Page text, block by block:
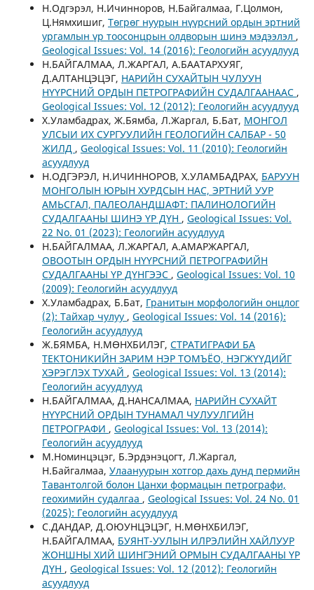
Н.Одгэрэл, Н.Ичинноров, Н.Байгалмаа, Г.Цолмон,
Ц.Нямхишиг, Төгрөг нуурын нүүрсний ордын эртний
ургамлын үр тоосонцрын олдворын шинэ мэдээлэл ,
Geological Issues: Vol. 14 (2016): Геологийн асуудлууд
Н.БАЙГАЛМАА, Л.ЖАРГАЛ, А.БААТАРХУЯГ,
Д.АЛТАНЦЭЦЭГ, НАРИЙН СУХАЙТЫН ЧУЛУУН
НҮҮРСНИЙ ОРДЫН ПЕТРОГРАФИЙН СУДАЛГААНААС ,
Geological Issues: Vol. 12 (2012): Геологийн асуудлууд
Х.Уламбадрах, Ж.Бямба, Л.Жаргал, Б.Бат, МОНГОЛ
УЛСЫИ ИХ СУРГУУЛИЙН ГЕОЛОГИЙН САЛБАР - 50
ЖИЛД , Geological Issues: Vol. 11 (2010): Геологийн
асуудлууд
Н.ОДГЭРЭЛ, Н.ИЧИННОРОВ, Х.УЛАМБАДРАХ, БАРУУН
МОНГОЛЫН ЮРЫН ХУРДСЫН НАС, ЭРТНИЙ УУР
АМЬСГАЛ, ПАЛЕОЛАНДШАФТ: ПАЛИНОЛОГИЙН
СУДАЛГААНЫ ШИНЭ ҮР ДҮН , Geological Issues: Vol.
22 No. 01 (2023): Геологийн асуудлууд
Н.БАЙГАЛМАА, Л.ЖАРГАЛ, А.АМАРЖАРГАЛ,
ОВООТЫН ОРДЫН НҮҮРСНИЙ ПЕТРОГРАФИЙН
СУДАЛГААНЫ ҮР ДҮНГЭЭС , Geological Issues: Vol. 10
(2009): Геологийн асуудлууд
Х.Уламбадрах, Б.Бат, Гранитын морфологийн онцлог
(2): Тайхар чулуу , Geological Issues: Vol. 14 (2016):
Геологийн асуудлууд
Ж.БЯМБА, Н.МӨНХБИЛЭГ, СТРАТИГРАФИ БА
ТЕКТОНИКИЙН ЗАРИМ НЭР ТОМЪЁО, НЭГЖҮҮДИЙГ
ХЭРЭГЛЭХ ТУХАЙ , Geological Issues: Vol. 13 (2014):
Геологийн асуудлууд
Н.БАЙГАЛМАА, Д.НАНСАЛМАА, НАРИЙН СУХАЙТ
НҮҮРСНИЙ ОРДЫН ТУНАМАЛ ЧУЛУУЛГИЙН
ПЕТРОГРАФИ , Geological Issues: Vol. 13 (2014):
Геологийн асуудлууд
М.Номинцэцэг, Б.Эрдэнэцогт, Л.Жаргал,
Н.Байгалмаа, Улаануурын хотгор дахь дунд пермийн
Тавантолгой болон Цанхи формацын петрографи,
геохимийн судалгаа , Geological Issues: Vol. 24 No. 01
(2025): Геологийн асуудлууд
С.ДАНДАР, Д.ОЮУНЦЭЦЭГ, Н.МӨНХБИЛЭГ,
Н.БАЙГАЛМАА, БУЯНТ-УУЛЫН ИЛРЭЛИЙН ХАЙЛУУР
ЖОНШНЫ ХИЙ ШИНГЭНИЙ ОРМЫН СУДАЛГААНЫ ҮР
ДҮН , Geological Issues: Vol. 12 (2012): Геологийн
асуудлууд